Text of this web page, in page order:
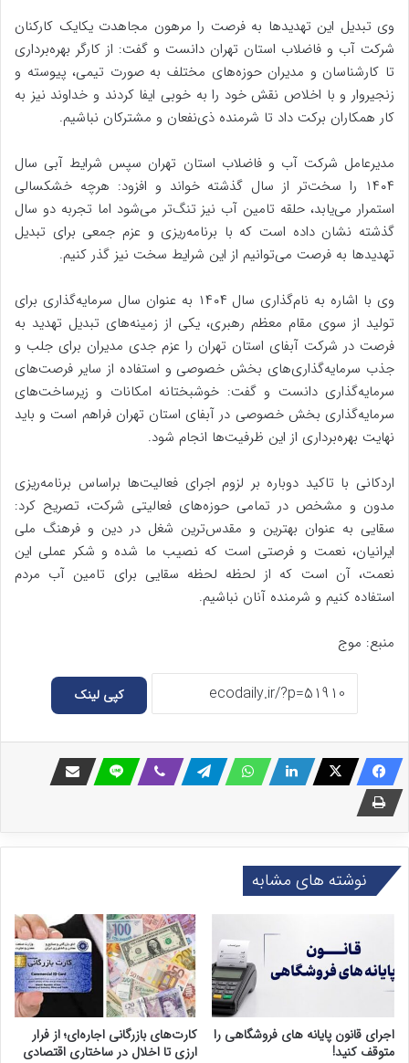
وی تبدیل این تهدیدها به فرصت را مرهون مجاهدت یکایک کارکنان
شرکت آب و فاضلاب استان تهران دانست و گفت: از کارگر بهره‌برداری
تا کارشناسان و مدیران حوزه‌های مختلف به صورت تیمی، پیوسته و
زنجیروار و با اخلاص نقش خود را به خوبی ایفا کردند و خداوند نیز به
کار همکاران برکت داد تا شرمنده ذی‌نفعان و مشترکان نباشیم.
مدیرعامل شرکت آب و فاضلاب استان تهران سپس شرایط آبی سال
۱۴۰۴ را سخت‌تر از سال گذشته خواند و افزود: هرچه خشکسالی
استمرار می‌یابد، حلقه تامین آب نیز تنگ‌تر می‌شود اما تجربه دو سال
گذشته نشان داده است که با برنامه‌ریزی و عزم جمعی برای تبدیل
تهدیدها به فرصت می‌توانیم از این شرایط سخت نیز گذر کنیم.
وی با اشاره به نام‌گذاری سال ۱۴۰۴ به عنوان سال سرمایه‌گذاری برای
تولید از سوی مقام معظم رهبری، یکی از زمینه‌های تبدیل تهدید به
فرصت در شرکت آبفای استان تهران را عزم جدی مدیران برای جلب و
جذب سرمایه‌گذاری‌های بخش خصوصی و استفاده از سایر فرصت‌های
سرمایه‌گذاری دانست و گفت: خوشبختانه امکانات و زیرساخت‌های
سرمایه‌گذاری بخش خصوصی در آبفای استان تهران فراهم است و باید
نهایت بهره‌برداری از این ظرفیت‌ها انجام شود.
اردکانی با تاکید دوباره بر لزوم اجرای فعالیت‌ها براساس برنامه‌ریزی
مدون و مشخص در تمامی حوزه‌های فعالیتی شرکت، تصریح کرد:
سقایی به عنوان بهترین و مقدس‌ترین شغل در دین و فرهنگ ملی
ایرانیان، نعمت و فرصتی است که نصیب ما شده و شکر عملی این
نعمت، آن است که از لحظه لحظه سقایی برای تامین آب مردم
استفاده کنیم و شرمنده آنان نباشیم.
منبع: موج
کپی لینک
نوشته های مشابه
کارت‌های بازرگانی اجاره‌ای؛ از فرار
ارزی تا اخلال در ساختاری اقتصادی
اجرای قانون پایانه های فروشگاهی را
متوقف کنید!